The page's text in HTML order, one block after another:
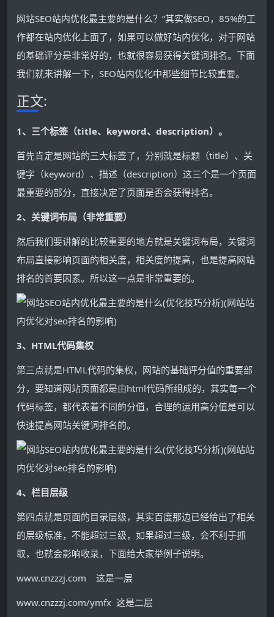
网站SEO站内优化最主要的是什么？”其实做SEO，85%的工
作都在站内优化上面了，如果可以做好站内优化，对于网站
的基础评分是非常好的，也就很容易获得关键词排名。下面
我们就来讲解一下，SEO站内优化中那些细节比较重要。
正文:
1、三个标签（title、keyword、description）。
首先肯定是网站的三大标签了，分别就是标题（title）、关
键字（keyword）、描述（description）这三个是一个页面
最重要的部分，直接决定了页面是否会获得排名。
2、关键词布局（非常重要）
然后我们要讲解的比较重要的地方就是关键词布局，关键词
布局直接影响页面的相关度，相关度的提高，也是提高网站
排名的首要因素。所以这一点是非常重要的。
3、HTML代码集权
第三点就是HTML代码的集权，网站的基础评分值的重要部
分，要知道网站页面都是由html代码所组成的，其实每一个
代码标签，都代表着不同的分值，合理的运用高分值是可以
快速提高网站关键词排名的。
4、栏目层级
第四点就是页面的目录层级，其实百度那边已经给出了相关
的层级标准，不能超过三级，如果超过三级，会不利于抓
取，也就会影响收录，下面给大家举例子说明。
www.cnzzzj.com 这是一层
www.cnzzzj.com/ymfx 这是二层